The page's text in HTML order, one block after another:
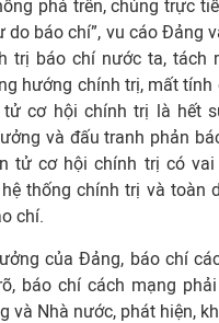
phá trên, chúng trực
do báo chí”, vu cáo Đảng
trị báo chí nước ta,
hướng chính trị, mất
cơ hội chính trị là hết
và đấu tranh phản
tử cơ hội chính trị có
thống chính trị và toàn
chí.
của Đảng, báo chí
báo chí cách mạng
và Nhà nước, phát hiện,